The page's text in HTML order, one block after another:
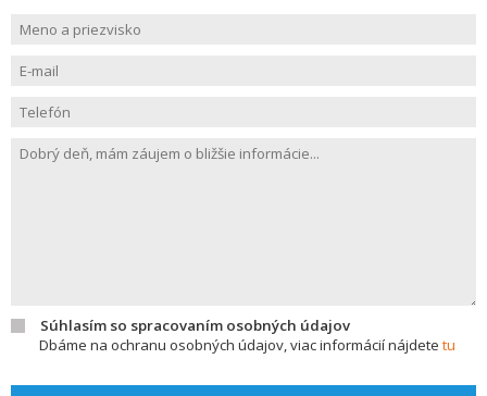
Súhlasím so spracovaním osobných údajov
Dbáme na ochranu osobných údajov, viac informácií nájdete tu